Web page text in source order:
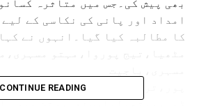
امداد اور پانی کی نکاسی کے
کا مطالبہ کیا گیا۔انہوں نے
مٹھیا،تیج پوروا،مہتو
ڈیہ،میتھولیا،سندہ،رتن پورہ
CONTINUE READING